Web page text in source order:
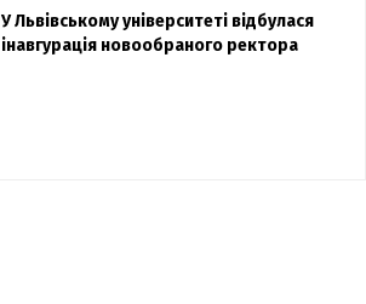
Павло Дак
«Час не лікує, лише притуплює біль»:
Захисник "Азовсталі" Діанов вдруге
одружився та показав фото з весілля
У Львівському університеті відбулася
інавгурація новообраного ректора